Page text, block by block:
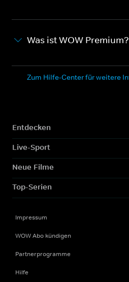
Was ist WOW Premium?
Zum Hilfe-Center für weitere
Entdecken
Live-Sport
Neue Filme
Top-Serien
Impressum
WOW Abo kündigen
Partnerprogramme
Hilfe